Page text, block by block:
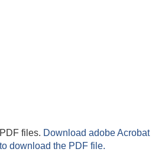
files. Download adobe Acrobat
download the PDF file.